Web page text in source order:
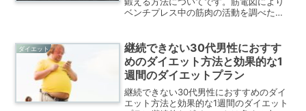
ベンチプレス中の筋肉の活動を調べた研
ダイエット
継続できない30代男性におすす
めのダイエット方法と効果的な1
週間のダイエットプラン
継続できない30代男性におすすめのダイ
エット方法と効果的な1週間のダイエット